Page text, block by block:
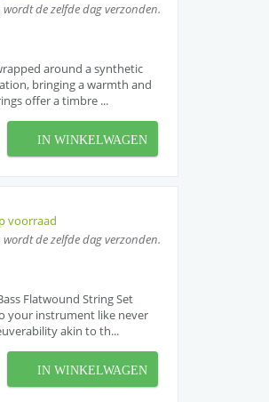
wordt de zelfde dag verzonden.
around a synthetic
bringing a warmth and
offer a timbre ...
IN WINKELWAGEN
voorraad
wordt de zelfde dag verzonden.
Flatwound String Set
your instrument like never
akin to th...
IN WINKELWAGEN